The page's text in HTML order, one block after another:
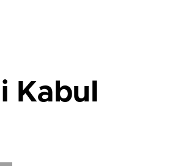
Kabul